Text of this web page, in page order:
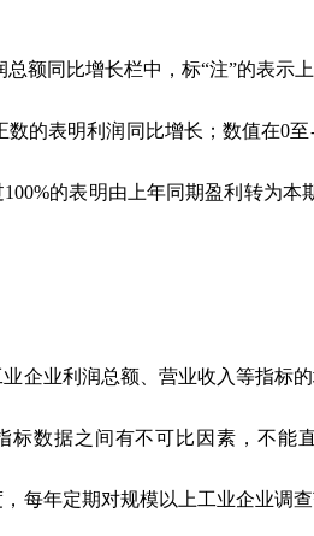
同比增长栏中，标“注”的表示
数的表明利润同比增长；数值在0
的表明由上年同期盈利转为
业利润总额、营业收入等指标的
标数据之间有不可比因素，不能
，每年定期对规模以上工业企业调